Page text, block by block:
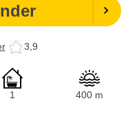
3,9
1 400 m